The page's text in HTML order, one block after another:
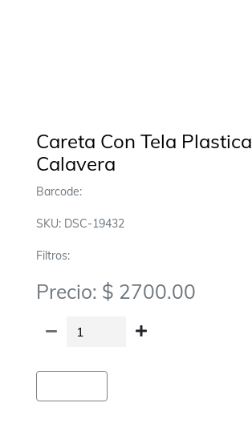
Careta Con Tela Plastica
Calavera
Barcode:
SKU: DSC-19432
Filtros:
Precio: $ 2700.00